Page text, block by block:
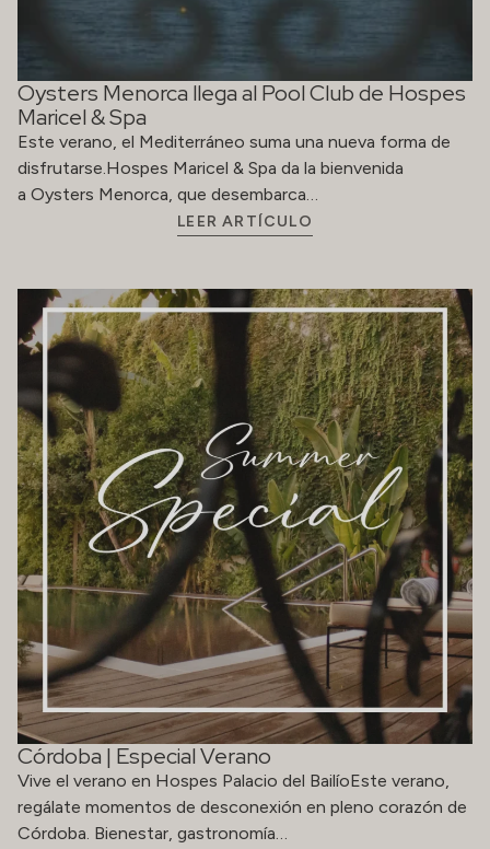
Oysters Menorca llega al Pool Club de Hospes
Maricel & Spa
Este verano, el Mediterráneo suma una nueva forma de
disfrutarse.Hospes Maricel & Spa da la bienvenida
a Oysters Menorca, que desembarca…
LEER ARTÍCULO
Córdoba | Especial Verano
Vive el verano en Hospes Palacio del BailíoEste verano,
regálate momentos de desconexión en pleno corazón de
Córdoba. Bienestar, gastronomía…